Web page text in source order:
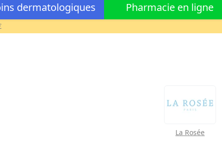
dermatologiques
Pharmacie en ligne
La Rosée